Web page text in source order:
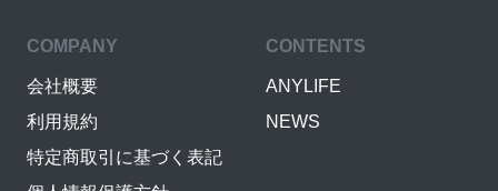
COMPANY
会社概要
利用規約
特定商取引に基づく表記
CONTENTS
ANYLIFE
NEWS